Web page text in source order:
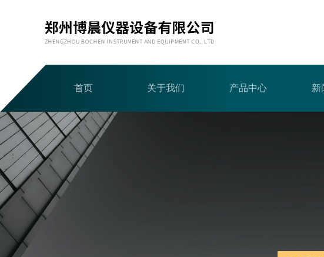
首页 关于我们 产品中心 新